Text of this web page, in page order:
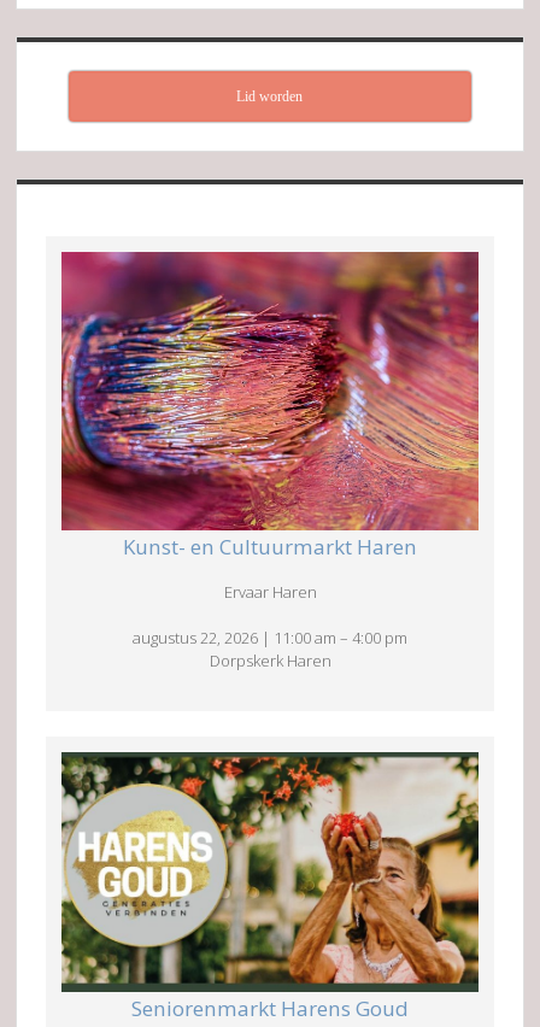
Lid worden
Kunst- en Cultuurmarkt Haren
Ervaar Haren
augustus 22, 2026 | 11:00 am – 4:00 pm
Dorpskerk Haren
Seniorenmarkt Harens Goud